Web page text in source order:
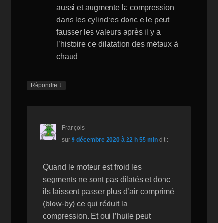
aussi et augmente la compression
dans les cylindres donc elle peut
fausser les valeurs après il y a
l’histoire de dilatation des métaux à
chaud
Répondre ↓
François
sur 9 décembre 2020 à 22 h 55 min dit :
Quand le moteur est froid les
segments ne sont pas dilatés et donc
ils laissent passer plus d’air comprimé
(blow-by) ce qui réduit la
compression. Et oui l’huile peut